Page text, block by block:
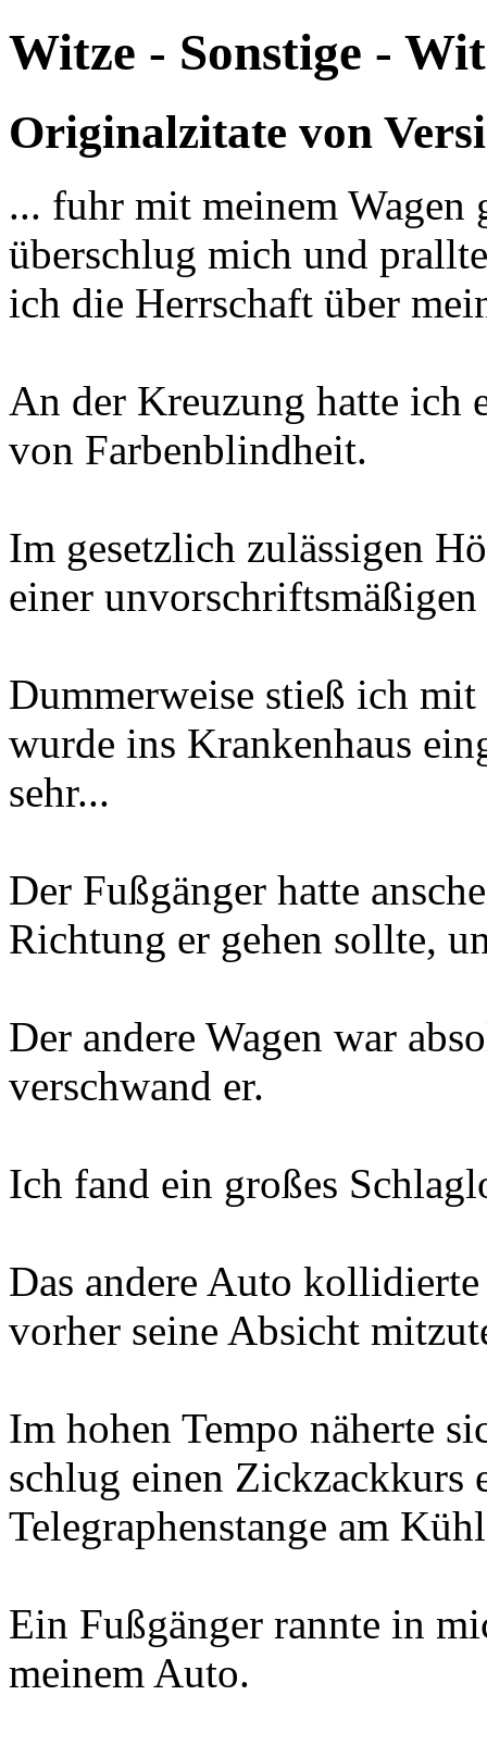
Witze - Sonstige -
Originalzitate von
... fuhr mit meinem Wagen
überschlug mich und
ich die Herrschaft über
An der Kreuzung hatte ich
von Farbenblindheit.
Im gesetzlich zulässigen
einer
Dummerweise stieß ich
wurde ins Krankenhaus
sehr...
Der Fußgänger hatte
Richtung er gehen sollte,
Der andere Wagen war
verschwand er.
Ich fand ein großes
Das andere Auto
vorher seine Absicht
Im hohen Tempo näherte
schlug einen Zickzackkurs
Telegraphenstange am
Ein Fußgänger rannte in
meinem Auto.